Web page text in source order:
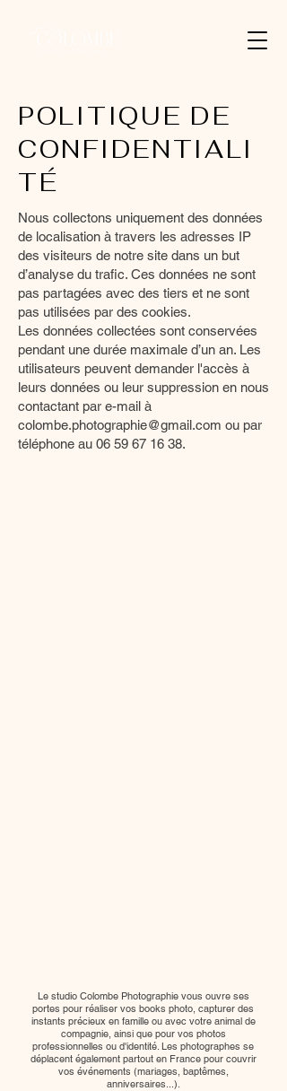
POLITIQUE DE
CONFIDENTIALI
TÉ
Nous collectons uniquement des données
de localisation à travers les adresses IP
des visiteurs de notre site dans un but
d’analyse du trafic. Ces données ne sont
pas partagées avec des tiers et ne sont
pas utilisées par des cookies.
Les données collectées sont conservées
pendant une durée maximale d’un an. Les
utilisateurs peuvent demander l'accès à
leurs données ou leur suppression en nous
contactant par e-mail à
colombe.photographie@gmail.com ou par
téléphone au 06 59 67 16 38.
Le studio Colombe Photographie vous ouvre ses
portes pour réaliser vos books photo, capturer des
instants précieux en famille ou avec votre animal de
compagnie, ainsi que pour vos photos
professionnelles ou d'identité. Les photographes se
déplacent également partout en France pour couvrir
vos événements (mariages, baptêmes,
anniversaires...).